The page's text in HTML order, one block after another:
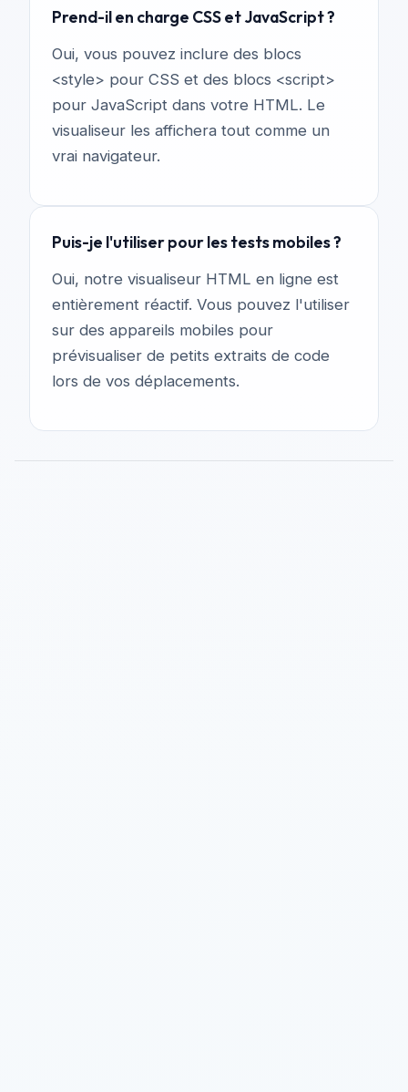
Prend-il en charge CSS et JavaScript ?
Oui, vous pouvez inclure des blocs
<style> pour CSS et des blocs <script>
pour JavaScript dans votre HTML. Le
visualiseur les affichera tout comme un
vrai navigateur.
Puis-je l'utiliser pour les tests mobiles ?
Oui, notre visualiseur HTML en ligne est
entièrement réactif. Vous pouvez l'utiliser
sur des appareils mobiles pour
prévisualiser de petits extraits de code
lors de vos déplacements.